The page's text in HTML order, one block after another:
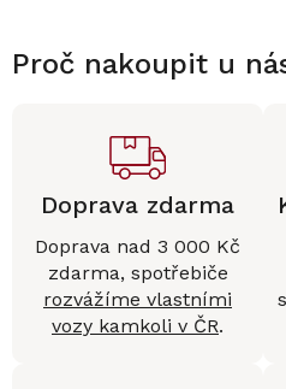
Proč nakoupit u
Doprava zdarma
Doprava nad 3 000 Kč
zdarma, spotřebiče
rozvážíme vlastními
vozy kamkoli v ČR.